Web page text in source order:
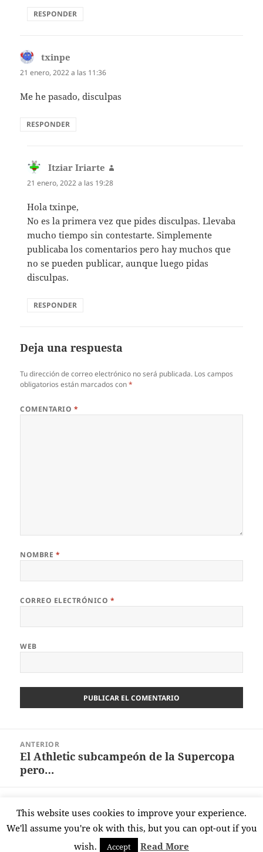
RESPONDER
txinpe
21 enero, 2022 a las 11:36
Me he pasado, disculpas
RESPONDER
Itziar Iriarte
21 enero, 2022 a las 19:28
Hola txinpe,
No es la primera vez que pides disculpas. Llevaba
mucho tiempo sin contestarte. Simplemente
publicaba los comentarios pero hay muchos que
no se pueden publicar, aunque luego pidas
disculpas.
RESPONDER
Deja una respuesta
Tu dirección de correo electrónico no será publicada. Los campos
obligatorios están marcados con*
COMENTARIO *
NOMBRE *
CORREO ELECTRÓNICO *
WEB
entradas
ANTERIOR
Entrada
anterior:
El Athletic subcampeón de la Supercopa
pero…
Entrada
siguiente:
¡Partidazo para eliminar al Barça!
Funciona gracias a WordPress
This website uses cookies to improve your experience.
We'll assume you're ok with this, but you can opt-out if you
wish.
Accept Read More